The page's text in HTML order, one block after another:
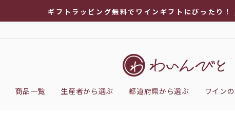
ス
ド
ョ
ギフトラッピング無料でワインギフトにぴったり！
商品一覧 生産者から選ぶ 都道府県から選ぶ ワイン